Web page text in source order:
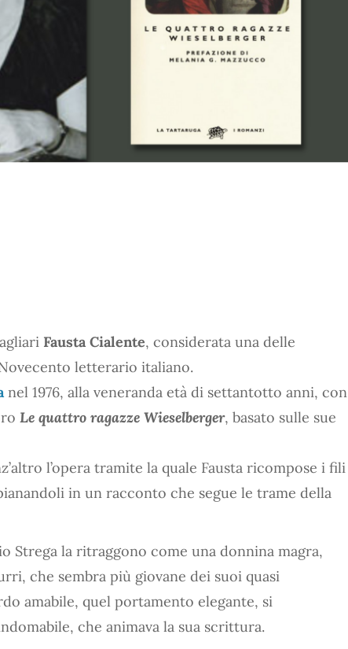
Fausta Cialente, considerata una delle
letterario italiano.
nel 1976, alla veneranda età di settantotto anni, con
Le quattro ragazze Wieselberger, basato sulle sue
l’opera tramite la quale Fausta ricompose i fili
in un racconto che segue le trame della
Strega la ritraggono come una donnina magra,
che sembra più giovane dei suoi quasi
amabile, quel portamento elegante, si
che animava la sua scrittura.